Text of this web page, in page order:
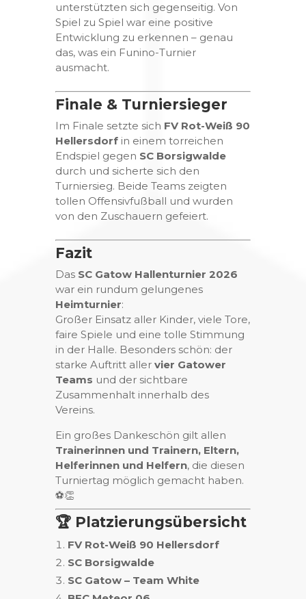
unterstützten sich gegenseitig. Von
Spiel zu Spiel war eine positive
Entwicklung zu erkennen – genau
das, was ein Funino-Turnier
ausmacht.
Finale & Turniersieger
Im Finale setzte sich FV Rot-Weiß 90
Hellersdorfin einem torreichen
Endspiel gegen SC Borsigwalde
durch und sicherte sich den
Turniersieg. Beide Teams zeigten
tollen Offensivfußball und wurden
von den Zuschauern gefeiert.
Fazit
Das SC Gatow Hallenturnier 2026
war ein rundum gelungenes
Heimturnier:
Großer Einsatz aller Kinder, viele Tore,
faire Spiele und eine tolle Stimmung
in der Halle. Besonders schön: der
starke Auftritt aller vier Gatower
Teams und der sichtbare
Zusammenhalt innerhalb des
Vereins.
Ein großes Dankeschön gilt allen
Trainerinnen und Trainern, Eltern,
Helferinnen und Helfern, die diesen
Turniertag möglich gemacht haben.
⚽️👏
🏆 Platzierungsübersicht
FV Rot-Weiß 90 Hellersdorf
SC Borsigwalde
SC Gatow – Team White